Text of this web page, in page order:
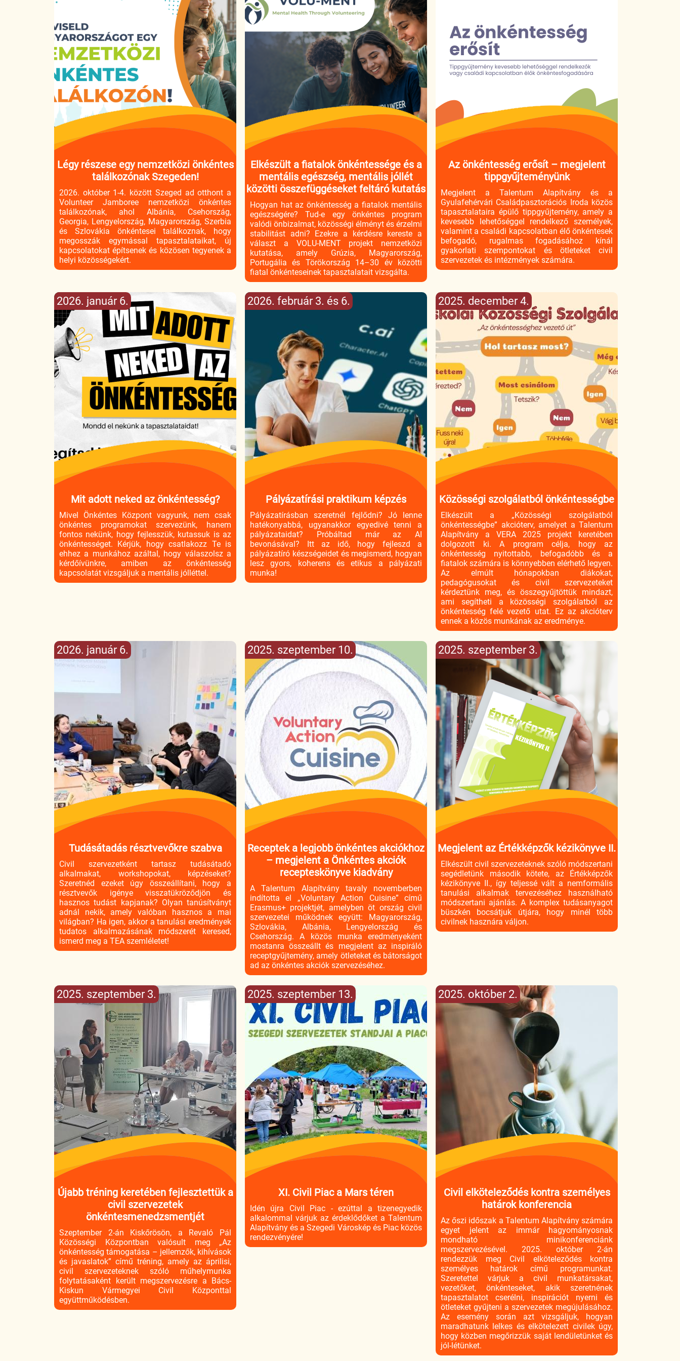
Légy részese egy nemzetközi önkéntes
találkozónak Szegeden!
2026. október 1-4. között Szeged ad otthont a
Volunteer Jamboree nemzetközi önkéntes
találkozónak, ahol Albánia, Csehország,
Georgia, Lengyelország, Magyarország, Szerbia
és Szlovákia önkéntesei találkoznak, hogy
megosszák egymással tapasztalataikat, új
kapcsolatokat építsenek és közösen tegyenek a
helyi közösségekért.
Elkészült a fiatalok önkéntessége és a
mentális egészség, mentális jóllét
közötti összefüggéseket feltáró kutatás
Hogyan hat az önkéntesség a fiatalok mentális
egészségére? Tud-e egy önkéntes program
valódi önbizalmat, közösségi élményt és érzelmi
stabilitást adni? Ezekre a kérdésre kereste a
választ a VOLU-MENT projekt nemzetközi
kutatása, amely Grúzia, Magyarország,
Portugália és Törökország 14–30 év közötti
fiatal önkénteseinek tapasztalatait vizsgálta.
Az önkéntesség erősít – megjelent
tippgyűjteményünk
Megjelent a Talentum Alapítvány és a
Gyulafehérvári Családpasztorációs Iroda közös
tapasztalataira épülő tippgyűjtemény, amely a
kevesebb lehetőséggel rendelkező személyek,
valamint a családi kapcsolatban élő önkéntesek
befogadó, rugalmas fogadásához kínál
gyakorlati szempontokat és ötleteket civil
szervezetek és intézmények számára.
2026. január 6.
Mit adott neked az önkéntesség?
Mivel Önkéntes Központ vagyunk, nem csak
önkéntes programokat szervezünk, hanem
fontos nekünk, hogy fejlesszük, kutassuk is az
önkéntességet. Kérjük, hogy csatlakozz Te is
ehhez a munkához azáltal, hogy válaszolsz a
kérdőívünkre, amiben az önkéntesség
kapcsolatát vizsgáljuk a mentális jólléttel.
2026. február 3. és 6.
Pályázatírási praktikum képzés
Pályázatírásban szeretnél fejlődni? Jó lenne
hatékonyabbá, ugyanakkor egyedivé tenni a
pályázataidat? Próbáltad már az AI
bevonásával? Itt az idő, hogy fejleszd a
pályázatíró készségeidet és megismerd, hogyan
lesz gyors, koherens és etikus a pályázati
munka!
2025. december 4.
Közösségi szolgálatból önkéntességbe
Elkészült a „Közösségi szolgálatból
önkéntességbe” akcióterv, amelyet a Talentum
Alapítvány a VERA 2025 projekt keretében
dolgozott ki. A program célja, hogy az
önkéntesség nyitottabb, befogadóbb és a
fiatalok számára is könnyebben elérhető legyen.
Az elmúlt hónapokban diákokat,
pedagógusokat és civil szervezeteket
kérdeztünk meg, és összegyűjtöttük mindazt,
ami segítheti a közösségi szolgálatból az
önkéntesség felé vezető utat. Ez az akcióterv
ennek a közös munkának az eredménye.
2026. január 6.
Tudásátadás résztvevőkre szabva
Civil szervezetként tartasz tudásátadó
alkalmakat, workshopokat, képzéseket?
Szeretnéd ezeket úgy összeállítani, hogy a
résztvevők igénye visszatükröződjön és
hasznos tudást kapjanak? Olyan tanúsítványt
adnál nekik, amely valóban hasznos a mai
világban? Ha igen, akkor a tanulási eredmények
tudatos alkalmazásának módszerét keresed,
ismerd meg a TEA szemléletet!
2025. szeptember 10.
Receptek a legjobb önkéntes akciókhoz
– megjelent a Önkéntes akciók
recepteskönyve kiadvány
A Talentum Alapítvány tavaly novemberben
indította el „Voluntary Action Cuisine” című
Erasmus+ projektjét, amelyben öt ország civil
szervezetei működnek együtt: Magyarország,
Szlovákia, Albánia, Lengyelország és
Csehország. A közös munka eredményeként
mostanra összeállt és megjelent az inspiráló
receptgyűjtemény, amely ötleteket és bátorságot
ad az önkéntes akciók szervezéséhez.
2025. szeptember 3.
Megjelent az Értékképzők kézikönyve II.
Elkészült civil szervezeteknek szóló módszertani
segédletünk második kötete, az Értékképzők
kézikönyve II., így teljessé vált a nemformális
tanulási alkalmak tervezéséhez használható
módszertani ajánlás. A komplex tudásanyagot
büszkén bocsátjuk útjára, hogy minél több
civilnek hasznára váljon.
2025. szeptember 3.
Újabb tréning keretében fejlesztettük a
civil szervezetek
önkéntesmenedzsmentjét
Szeptember 2-án Kiskőrösön, a Revaló Pál
Közösségi Központban valósult meg „Az
önkéntesség támogatása – jellemzők, kihívások
és javaslatok” című tréning, amely az áprilisi,
civil szervezeteknek szóló műhelymunka
folytatásaként került megszervezésre a Bács-
Kiskun Vármegyei Civil Központtal
együttműködésben.
2025. szeptember 13.
XI. Civil Piac a Mars téren
Idén újra Civil Piac - ezúttal a tizenegyedik
alkalommal várjuk az érdeklődőket a Talentum
Alapítvány és a Szegedi Városkép és Piac közös
rendezvényére!
2025. október 2.
Civil elköteleződés kontra személyes
határok konferencia
Az őszi időszak a Talentum Alapítvány számára
egyet jelent az immár hagyományosnak
mondható minikonferenciánk
megszervezésével. 2025. október 2-án
rendezzük meg Civil elköteleződés kontra
személyes határok című programunkat.
Szeretettel várjuk a civil munkatársakat,
vezetőket, önkénteseket, akik szeretnének
tapasztalatot cserélni, inspirációt nyerni és
ötleteket gyűjteni a szervezetek megújulásához.
Az esemény során azt vizsgáljuk, hogyan
maradhatunk lelkes és elkötelezett civilek úgy,
hogy közben megőrizzük saját lendületünket és
jól-létünket.